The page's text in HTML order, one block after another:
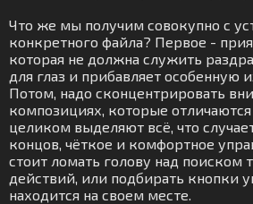
Что же мы получим совокупно с
конкретного файла? Первое -
которая не должна служить
для глаз и прибавляет особенную
Потом, надо сконцентрировать
композициях, которые
целиком выделяют всё, что
концов, чёткое и комфортное
стоит ломать голову над поиском
действий, или подбирать кнопки
находится на своем месте.